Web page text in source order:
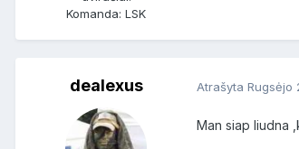
Komanda: LSK
dealexus Atrašyta Rugsėjo
Man siap liudna